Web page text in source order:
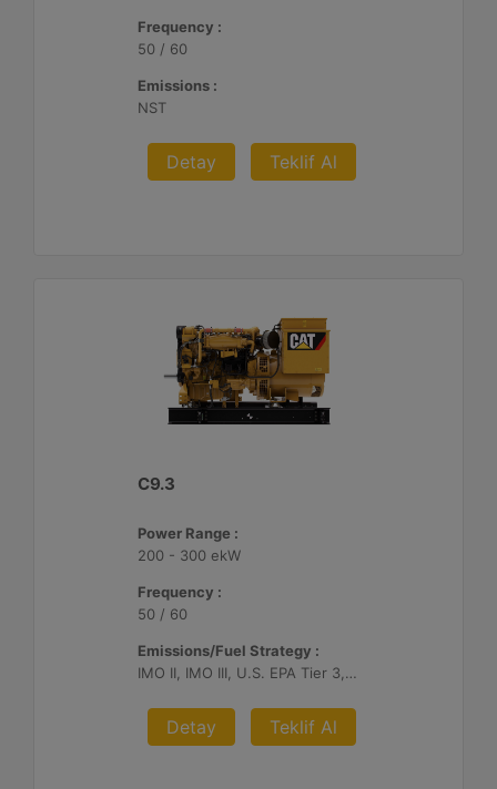
Frequency :
50 / 60
Emissions :
NST
Detay Teklif Al
C9.3
Power Range :
200 - 300 ekW
Frequency :
50 / 60
Emissions/Fuel Strategy :
IMO II, IMO III, U.S. EPA Tier 3, China II
Detay Teklif Al